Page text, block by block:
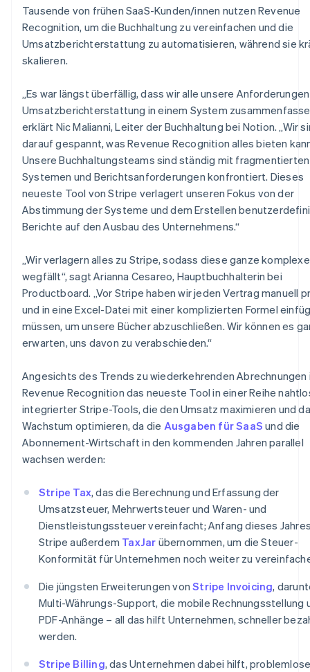
Tausende von frühen SaaS-Kunden/innen nutzen Revenue
Recognition, um die Buchhaltung zu vereinfachen und die
Umsatzberichterstattung zu automatisieren, während sie
skalieren.
„Es war längst überfällig, dass wir alle unsere
Umsatzberichterstattung in einem System
erklärt Nic Malianni, Leiter der Buchhaltung bei Notion. „Wir
darauf gespannt, was Revenue Recognition alles bieten
Unsere Buchhaltungsteams sind ständig mit fragmentierten
Systemen und Berichtsanforderungen konfrontiert. Dieses
neueste Tool von Stripe verlagert unseren Fokus von der
Abstimmung der Systeme und dem Erstellen
Berichte auf den Ausbau des Unternehmens.“
„Wir verlagern alles zu Stripe, sodass diese ganze
wegfällt“, sagt Arianna Cesareo, Hauptbuchhalterin bei
Productboard. „Vor Stripe haben wir jeden Vertrag manuell
und in eine Excel-Datei mit einer komplizierten Formel
müssen, um unsere Bücher abzuschließen. Wir können es
erwarten, uns davon zu verabschieden.“
Angesichts des Trends zu wiederkehrenden Abrechnungen
Revenue Recognition das neueste Tool in einer Reihe
integrierter Stripe-Tools, die den Umsatz maximieren und
Wachstum optimieren, da die Ausgaben für SaaS und die
Abonnement-Wirtschaft in den kommenden Jahren parallel
wachsen werden:
Stripe Tax, das die Berechnung und Erfassung der
Umsatzsteuer, Mehrwertsteuer und Waren- und
Dienstleistungssteuer vereinfacht; Anfang dieses
Stripe außerdem TaxJar übernommen, um die Steuer-
Konformität für Unternehmen noch weiter zu
Die jüngsten Erweiterungen vonStripe Invoicing,
Multi-Währungs-Support, die mobile Rechnungsstellung
PDF-Anhänge – all das hilft Unternehmen, schneller
werden.
Stripe Billing, das Unternehmen dabei hilft,
Indien
English
Irland
English
Italien
Japan
日本語English
Kanada
English Français
Kroatien
English Italiano
English
Liechtenstein
DeutschEnglish
Litauen
Luxemburg
Français Deutsch English
Malaysia
English简体中文
Malta
English
Mexiko
Neuseeland
English
Niederlande
NederlandsEnglish
Norwegen
English
Österreich
Deutsch English
English
Portugal
PortuguêsEnglish
Rumänien
English
Schweden
Schweiz
DeutschFrançaisItalianoEnglish
Singapur
English简体中文
English